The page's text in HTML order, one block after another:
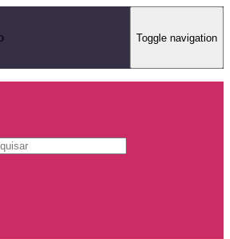
Toggle navigation